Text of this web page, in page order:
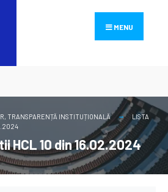
MENU
, TRANSPARENȚĂ INSTITUȚIONALĂ
LISTA
HCL 10 din 16.02.2024